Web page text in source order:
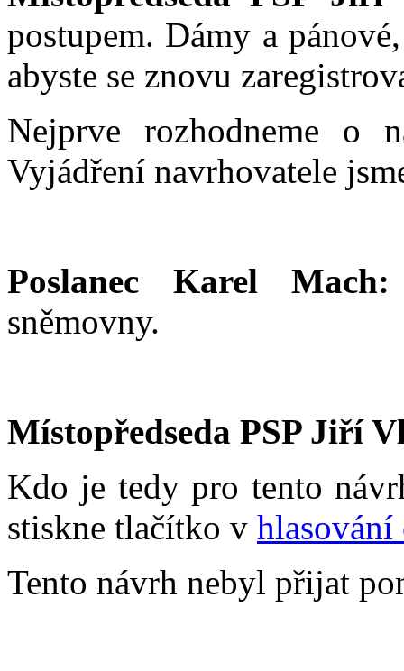
postupem. Dámy a
abyste se znovu
Nejprve rozhodneme
Vyjádření navrhovatele
Poslanec Karel Mach:
sněmovny.
Místopředseda PSP Jiří
Kdo je tedy pro tento
stiskne tlačítko v hlasování
Tento návrh nebyl přijat